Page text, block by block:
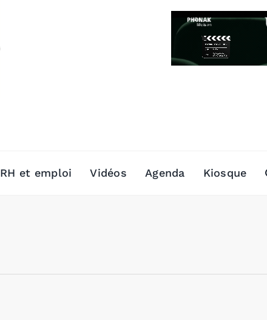
RH et emploi Vidéos Agenda Kiosque